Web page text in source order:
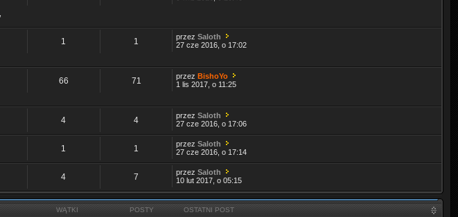
1 1 przezSaloth
27 cze 2016, o 17:02
66 71 przezBishoYo
1 lis 2017, o 11:25
4 4 przezSaloth
27 cze 2016, o 17:06
1 1 przezSaloth
27 cze 2016, o 17:14
4 7 przezSaloth
10 lut 2017, o 05:15
WĄTKI POSTY OSTATNI POST